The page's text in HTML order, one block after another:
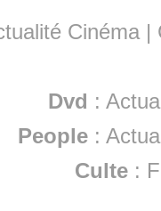
Cinéma |
Dvd :
People :
Culte :